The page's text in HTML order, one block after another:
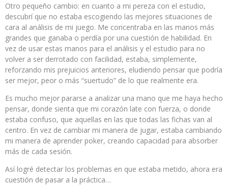
Otro pequeño cambio: en cuanto a mi pereza con el estudio,
descubrí que no estaba escogiendo las mejores situaciones de
cara al análisis de mi juego. Me concentraba en las manos más
grandes que ganaba o perdía por una cuestión de habilidad. En
vez de usar estas manos para el análisis y el estudio para no
volver a ser derrotado con facilidad, estaba, simplemente,
reforzando mis prejuicios anteriores, eludiendo pensar que podría
ser mejor, peor o más “suertudo” de lo que realmente era.
Es mucho mejor pararse a analizar una mano que me haya hecho
pensar, donde sienta que mi corazón late con fuerza, o donde
estaba confuso, que aquellas en las que todas las fichas van al
centro. En vez de cambiar mi manera de jugar, estaba cambiando
mi manera de aprender poker, creando capacidad para absorber
más de cada sesión.
Así logré detectar los problemas en que estaba metido, ahora era
cuestión de pasar a la práctica…